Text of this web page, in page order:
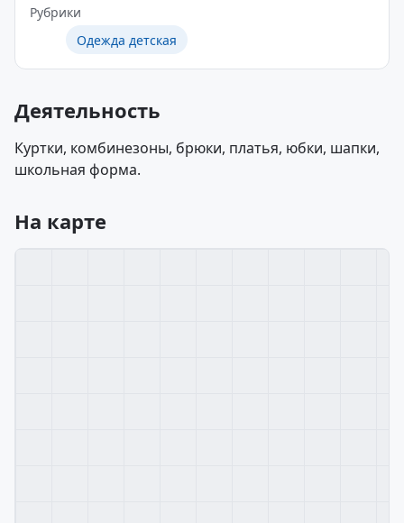
Рубрики
Одежда детская
Деятельность
Куртки, комбинезоны, брюки, платья, юбки, шапки,
школьная форма.
На карте